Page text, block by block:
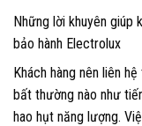
Những lời khuyên giúp
bảo hành Electrolux
Khách hàng nên liên
bất thường nào như
hao hụt năng lượng.